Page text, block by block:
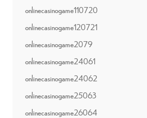
onlinecasinogame110720
onlinecasinogame120721
onlinecasinogame2079
onlinecasinogame24061
onlinecasinogame24062
onlinecasinogame25063
onlinecasinogame26064